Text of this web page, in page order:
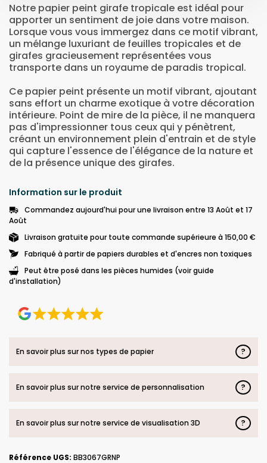
Notre papier peint girafe tropicale est idéal pour
apporter un sentiment de joie dans votre maison.
Lorsque vous vous immergez dans ce motif vibrant,
un mélange luxuriant de feuilles tropicales et de
girafes gracieusement représentées vous
transporte dans un royaume de paradis tropical.
Ce papier peint présente un motif vibrant, ajoutant
sans effort un charme exotique à votre décoration
intérieure. Point de mire de la pièce, il ne manquera
pas d'impressionner tous ceux qui y pénètrent,
créant un environnement plein d'entrain et de style
qui capture l'essence de l'élégance de la nature et
de la présence unique des girafes.
Information sur le produit
Commandez aujourd'hui pour une livraison entre 13 Août et 17
Août
Livraison gratuite pour toute commande supérieure à 150,00 €
Fabriqué à partir de papiers durables et d'encres non toxiques
Peut être posé dans les pièces humides (voir guide
d'installation)
En savoir plus sur nos types de papier ?
En savoir plus sur notre service de personnalisation ?
En savoir plus sur notre service de visualisation 3D ?
Référence UGS: BB3067GRNP